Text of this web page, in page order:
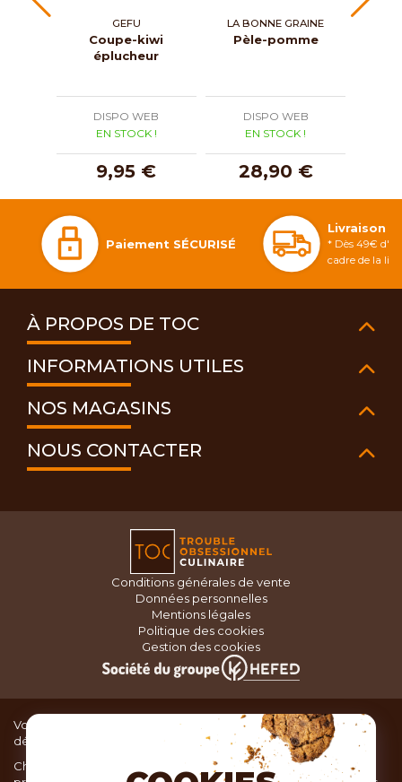
GEFU
Coupe-kiwi
éplucheur
DISPO WEB
EN STOCK !
9,95 €
LA BONNE GRAINE
Pèle-pomme
DISPO WEB
EN STOCK !
28,90 €
Paiement SÉCURISÉ
Livraison
* Dès 49€
cadre de la
À PROPOS DE TOC
INFORMATIONS UTILES
NOS MAGASINS
NOUS CONTACTER
Conditions générales de vente
Données personnelles
Mentions légales
Politique des cookies
Gestion des cookies
Vous recherchez du matériel de cuisine pour concocter de
délicieux plats ou des pâtisseries dignes d’un grand chef ?
Chez TOC, boutique d’ustensiles de cuisine, nous vous